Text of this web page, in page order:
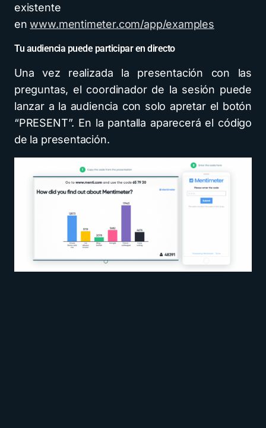
existente
enwww.mentimeter.com/app/examples
Tu audiencia puede participar en directo
Una vez realizada la presentación con las
preguntas, el coordinador de la sesión puede
lanzar a la audiencia con solo apretar el botón
“PRESENT”. En la pantalla aparecerá el código
de la presentación.